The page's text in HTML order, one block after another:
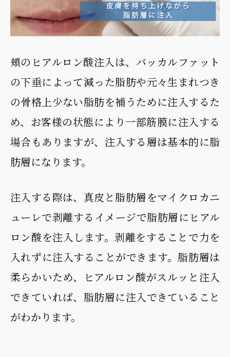
頬のヒアルロン酸注入は、バッカルファット
の下垂によって減った脂肪や元々生まれつき
の骨格上少ない脂肪を補うために注入するた
め、お客様の状態により一部筋膜に注入する
場合もありますが、注入する層は基本的に脂
肪層になります。
注入する際は、真皮と脂肪層をマイクロカニ
ューレで剥離するイメージで脂肪層にヒアル
ロン酸を注入します。剥離をすることで力を
入れずに注入することができます。脂肪層は
柔らかいため、ヒアルロン酸がスルッと注入
できていれば、脂肪層に注入できていること
がわかります。